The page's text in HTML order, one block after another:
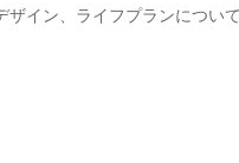
イン、ライフプランについ